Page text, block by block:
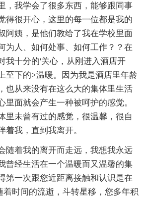
，我学会了很多东西，能够跟同事
得很开心，这里的每一位都是我的
阿姨，是他们教给了我在学校里面
为人、如何处事、如何工作？？在
我十分的'关心，从刚进入酒店开
至下的>温暖。因为我是酒店里年龄
也从来没有在这么大的集体里生活
里面就会产生一种被呵护的感觉。
里未曾有过的感觉，很温馨，很自
着我，直到我离开。
着我的离开而走远，我想我永远
曾经生活在一个温暖而又温馨的集
第一次跟您近距离接触和认识是在
着时间的流逝，斗转星移，您多年积